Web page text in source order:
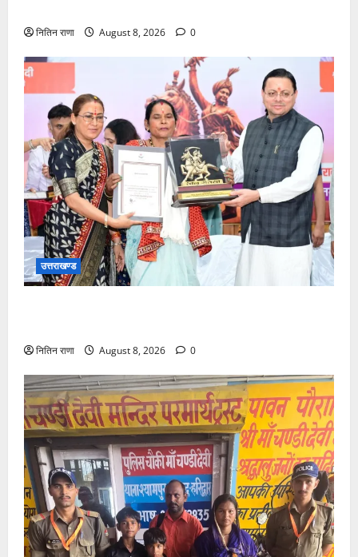
नितिन राणा August 8, 2026 0
उत्तराखण्ड
नितिन राणा August 8, 2026 0